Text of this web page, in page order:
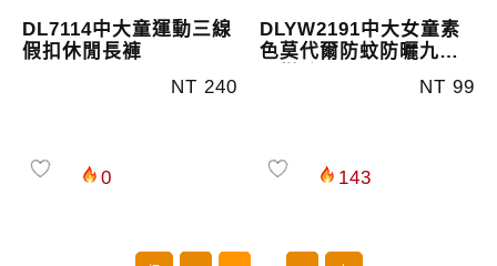
DL7114中大童運動三線
假扣休閒長褲
NT 240
0
DLYW2191中大女童素
色莫代爾防蚊防曬九分
NT 99
143